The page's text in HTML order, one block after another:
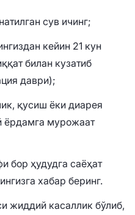
сув ичинг;
кейин 21 кун
билан кузатиб
даври);
қусиш ёки диарея
ёрдамга мурожаат
бор ҳудудга саёҳат
хабар беринг.
жиддий касаллик бўлиб,